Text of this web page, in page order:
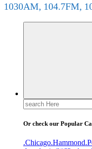
1030AM, 104.7FM,
Or check our Popular
.Chicago.Hammond